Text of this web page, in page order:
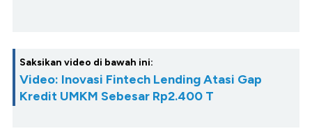
Saksikan video di bawah ini:
Video: Inovasi Fintech Lending Atasi Gap
Kredit UMKM Sebesar Rp2.400 T